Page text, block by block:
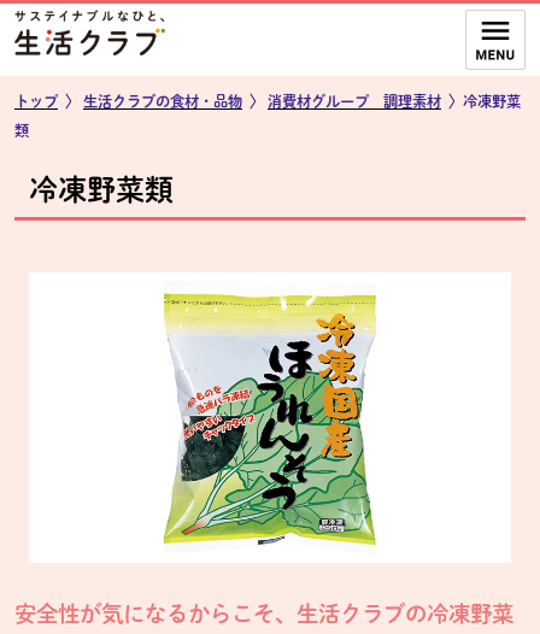
ページの先頭です。
本文へジャンプする。
トップ 〉 生活クラブの食材・品物 〉 消費材グループ 調理素材 〉冷凍野菜
類
冷凍野菜類
安全性が気になるからこそ、生活クラブの冷凍野菜